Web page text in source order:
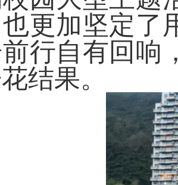
更加坚定了
行自有回响
结果。